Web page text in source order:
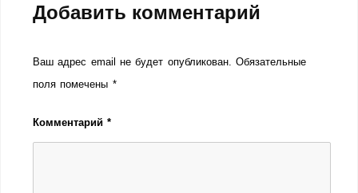
Добавить комментарий
Ваш адрес email не будет опубликован. Обязательные
поля помечены *
Комментарий*